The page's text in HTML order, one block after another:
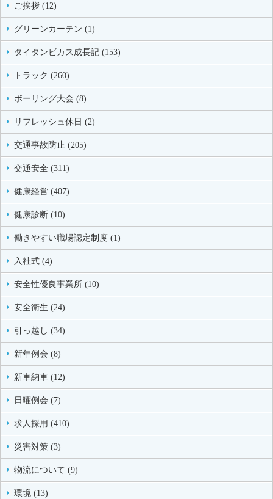
ご挨拶 (12)
グリーンカーテン (1)
タイタンビカス成長記 (153)
トラック (260)
ボーリング大会 (8)
リフレッシュ休日 (2)
交通事故防止 (205)
交通安全 (311)
健康経営 (407)
健康診断 (10)
働きやすい職場認定制度 (1)
入社式 (4)
安全性優良事業所 (10)
安全衛生 (24)
引っ越し (34)
新年例会 (8)
新車納車 (12)
日曜例会 (7)
求人採用 (410)
災害対策 (3)
物流について (9)
環境 (13)